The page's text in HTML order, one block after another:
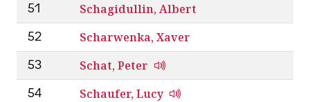
51 Schagidullin, Albert
52 Scharwenka, Xaver
53 Schat, Peter
54 Schaufer, Lucy